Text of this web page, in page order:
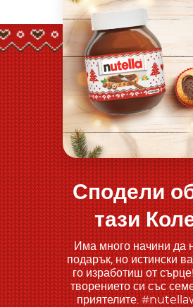
Открий
Сподели
тази
Има много начини да
подарък, но истински
го изработиш от
творението си със
приятелите.